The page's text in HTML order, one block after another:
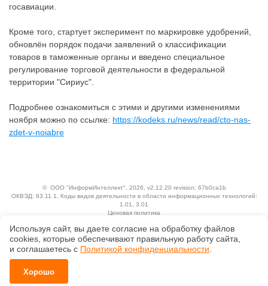
госавиации.
Кроме того, стартует эксперимент по маркировке удобрений,
обновлён порядок подачи заявлений о классификации
товаров в таможенные органы и введено специальное
регулирование торговой деятельности в федеральной
территории "Сириус".
Подробнее ознакомиться с этими и другими изменениями
ноября можно по ссылке: https://kodeks.ru/news/read/cto-nas-
zdet-v-noiabre
© ООО "ИнформИнтеллект" , 2026, v2.12.20 revision: 67b0ca1b
ОКВЭД: 63.11.1, Коды видов деятельности в области информационных технологий:
1.01, 3.01
Ценовая политика
Исключительные авторские и смежные права принадлежат АО «Кодекс».
Положение по обработке и защите персональных данных
Справка о регистрации продуктов АО «Кодекс» в Реестре российского программного
Используя сайт, вы даете согласие на обработку файлов
сооkiеs, которые обеспечивают правильную работу сайта,
и соглашаетесь с Политикой конфиденциальности
Хорошо